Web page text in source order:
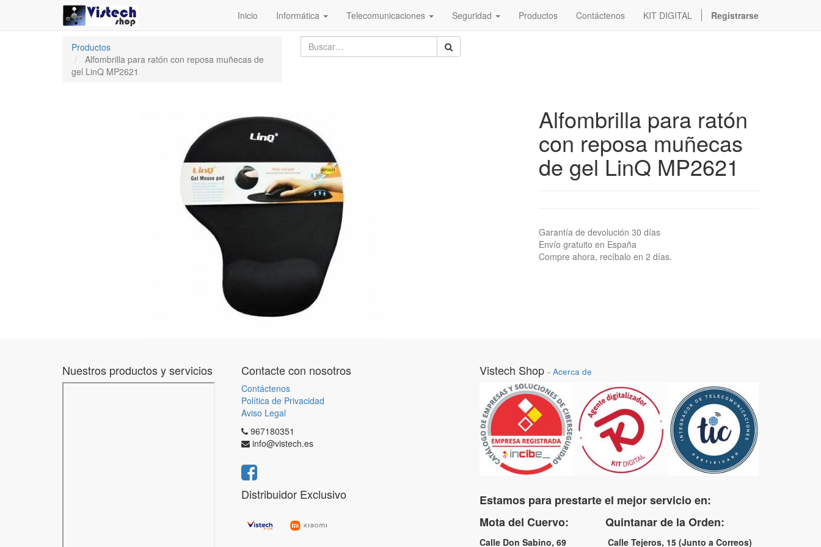
Inicio Informática Telecomunicaciones Seguridad Productos Contáctenos KIT DIGITAL Registrarse
Productos
Alfombrilla para ratón con reposa muñecas de
gel LinQ MP2621
Alfombrilla para ratón
con reposa muñecas
de gel LinQ MP2621
Garantía de devolución 30 días
Envío gratuito en España
Compre ahora, recíbalo en 2 días.
Nuestros productos y servicios Contacte con nosotros
Contáctenos
Política de Privacidad
Aviso Legal
967180351
info@vistech.es
Distribuidor Exclusivo
Vistech Shop - Acerca de
Estamos para prestarte el mejor servicio en:
Mota del Cuervo: Quintanar de la Orden:
Calle Don Sabino, 69 Calle Tejeros, 15 (Junto a Correos)